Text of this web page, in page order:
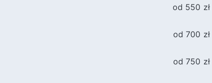
od 550 zł
od 700 zł
od 750 zł